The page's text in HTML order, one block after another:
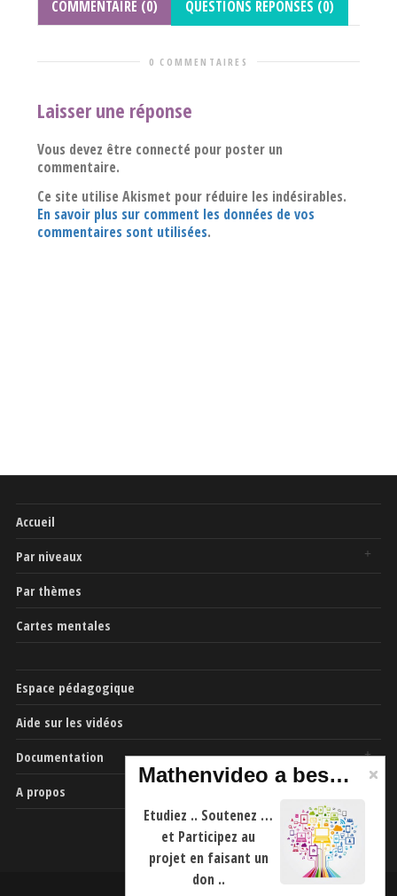
COMMENTAIRE (0) QUESTIONS REPONSES (0)
0 COMMENTAIRES
Laisser une réponse
Vous devez être connecté pour poster un
commentaire.
Ce site utilise Akismet pour réduire les indésirables.
En savoir plus sur comment les données de vos
commentaires sont utilisées.
Accueil
Par niveaux
Par thèmes
Cartes mentales
Espace pédagogique
Aide sur les vidéos
Documentation
A propos
Mathenvideo a besoin de vous
Etudiez .. Soutenez …
et Participez au
projet en faisant un
don ..